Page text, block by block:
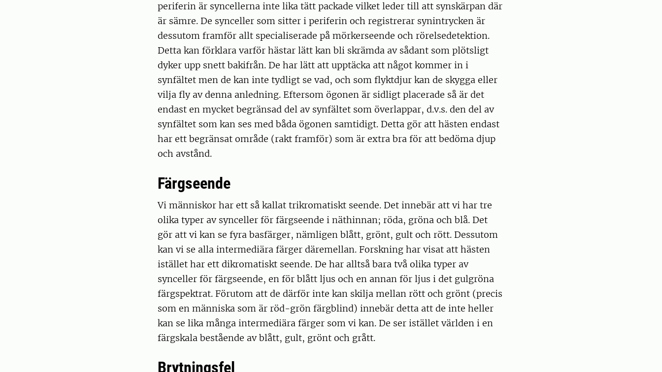
periferin är syncellerna inte lika tätt packade vilket leder till att synskärpan där
är sämre. De synceller som sitter i periferin och registrerar synintrycken är
dessutom framför allt specialiserade på mörkerseende och rörelsedetektion.
Detta kan förklara varför hästar lätt kan bli skrämda av sådant som plötsligt
dyker upp snett bakifrån. De har lätt att upptäcka att något kommer in i
synfältet men de kan inte tydligt se vad, och som flyktdjur kan de skygga eller
vilja fly av denna anledning. Eftersom ögonen är sidligt placerade så är det
endast en mycket begränsad del av synfältet som överlappar, d.v.s. den del av
synfältet som kan ses med båda ögonen samtidigt. Detta gör att hästen endast
har ett begränsat område (rakt framför) som är extra bra för att bedöma djup
och avstånd.
Färgseende
Vi människor har ett så kallat trikromatiskt seende. Det innebär att vi har tre
olika typer av synceller för färgseende i näthinnan; röda, gröna och blå. Det
gör att vi kan se fyra basfärger, nämligen blått, grönt, gult och rött. Dessutom
kan vi se alla intermediära färger däremellan. Forskning har visat att hästen
istället har ett dikromatiskt seende. De har alltså bara två olika typer av
synceller för färgseende, en för blått ljus och en annan för ljus i det gulgröna
färgspektrat. Förutom att de därför inte kan skilja mellan rött och grönt (precis
som en människa som är röd-grön färgblind) innebär detta att de inte heller
kan se lika många intermediära färger som vi kan. De ser istället världen i en
färgskala bestående av blått, gult, grönt och grått.
Brytningsfel